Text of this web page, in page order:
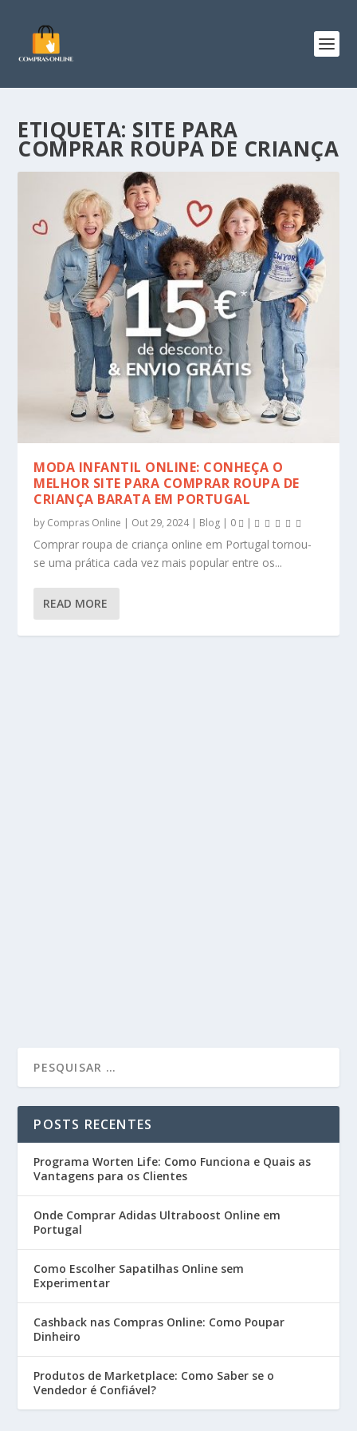
ETIQUETA: SITE PARA
COMPRAR ROUPA DE CRIANÇA
MODA INFANTIL ONLINE: CONHEÇA O
MELHOR SITE PARA COMPRAR ROUPA DE
CRIANÇA BARATA EM PORTUGAL
by Compras Online | Out 29, 2024| Blog | 0 |
Comprar roupa de criança online em Portugal tornou-
se uma prática cada vez mais popular entre os...
READ MORE
POSTS RECENTES
Programa Worten Life: Como Funciona e Quais as
Vantagens para os Clientes
Onde Comprar Adidas Ultraboost Online em
Portugal
Como Escolher Sapatilhas Online sem
Experimentar
Cashback nas Compras Online: Como Poupar
Dinheiro
Produtos de Marketplace: Como Saber se o
Vendedor é Confiável?